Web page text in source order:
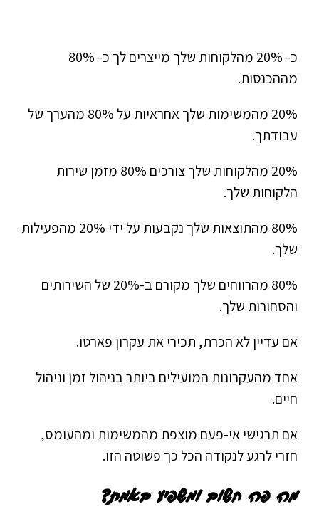
כ- 20% מהלקוחות שלך מייצרים לך כ- 80%
מההכנסות.
20% מהמשימות שלך אחראיות על 80% מהערך של
עבודתך.
20% מהלקוחות שלך צורכים 80% מזמן שירות
הלקוחות שלך.
80% מהתוצאות שלך נקבעות על ידי 20% מהפעילות
שלך.
80% מהרווחים שלך מקורם ב-20% של השירותים
והסחורות שלך.
אם עדיין לא הכרת, תכירי את עקרון פארטו.
אחד מהעקרונות המועילים ביותר בניהול זמן וניהול
חיים.
אם תרגישי אי-פעם מוצפת מהמשימות ומהעומס,
חזרי לרגע לנקודה הכל כך פשוטה הזו.
מה פה חשוב ומשפיע באמת?